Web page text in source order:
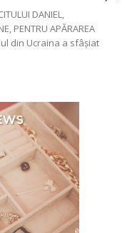
DANIEL,
PENTRU APĂRAREA
din Ucraina a sfâșiat